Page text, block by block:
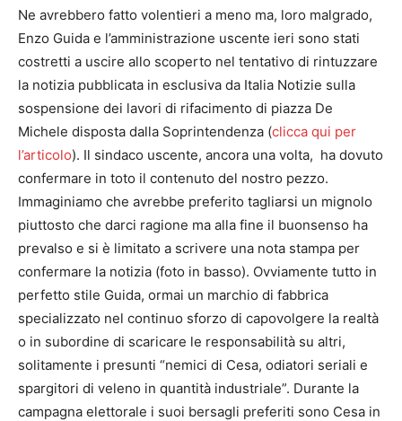
Ne avrebbero fatto volentieri a meno ma, loro malgrado,
Enzo Guida e l’amministrazione uscente ieri sono stati
costretti a uscire allo scoperto nel tentativo di rintuzzare
la notizia pubblicata in esclusiva da Italia Notizie sulla
sospensione dei lavori di rifacimento di piazza De
Michele disposta dalla Soprintendenza (clicca qui per
l’articolo). Il sindaco uscente, ancora una volta, ha dovuto
confermare in toto il contenuto del nostro pezzo.
Immaginiamo che avrebbe preferito tagliarsi un mignolo
piuttosto che darci ragione ma alla fine il buonsenso ha
prevalso e si è limitato a scrivere una nota stampa per
confermare la notizia (foto in basso). Ovviamente tutto in
perfetto stile Guida, ormai un marchio di fabbrica
specializzato nel continuo sforzo di capovolgere la realtà
o in subordine di scaricare le responsabilità su altri,
solitamente i presunti “nemici di Cesa, odiatori seriali e
spargitori di veleno in quantità industriale”. Durante la
campagna elettorale i suoi bersagli preferiti sono Cesa in